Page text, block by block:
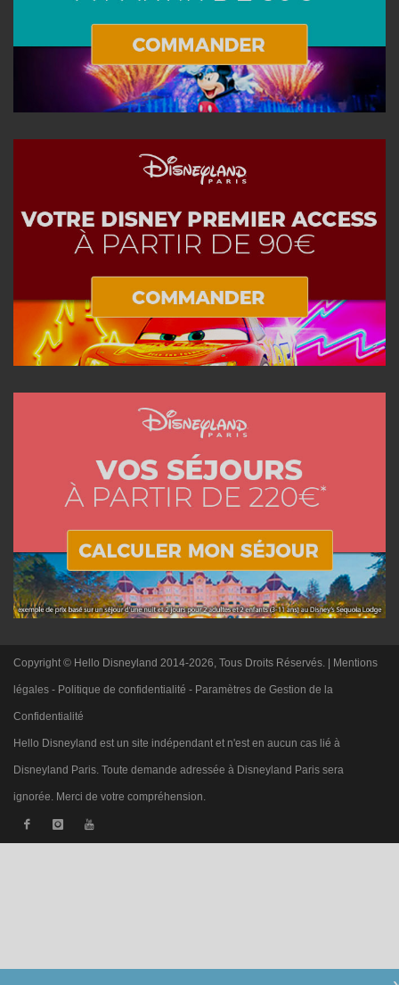
Copyright © Hello Disneyland 2014-2026, Tous Droits Réservés. | Mentions
légales - Politique de confidentialité - Paramètres de Gestion de la
Confidentialité
Hello Disneyland est un site indépendant et n'est en aucun cas lié à
Disneyland Paris. Toute demande adressée à Disneyland Paris sera
ignorée. Merci de votre compréhension.